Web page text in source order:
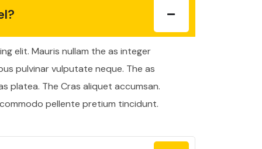
elit. Mauris nullam the as integer
pulvinar vulputate neque. The as
platea. The Cras aliquet accumsan.
pellente pretium tincidunt.